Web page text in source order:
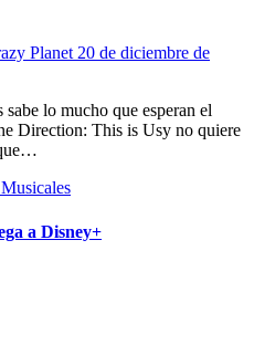
Planet20 de diciembre de
Direction: This is Usy no quiere
Musicales
a Disney+